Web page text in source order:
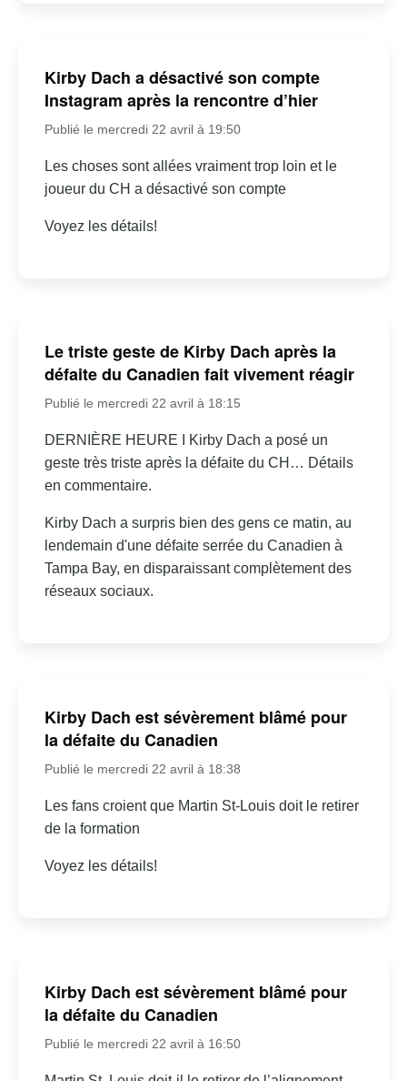
Kirby Dach a désactivé son compte
Instagram après la rencontre d’hier
Publié le mercredi 22 avril à 19:50
Les choses sont allées vraiment trop loin et le
joueur du CH a désactivé son compte
Voyez les détails!
Le triste geste de Kirby Dach après la
défaite du Canadien fait vivement réagir
Publié le mercredi 22 avril à 18:15
DERNIÈRE HEURE I Kirby Dach a posé un
geste très triste après la défaite du CH… Détails
en commentaire.
Kirby Dach a surpris bien des gens ce matin, au
lendemain d'une défaite serrée du Canadien à
Tampa Bay, en disparaissant complètement des
réseaux sociaux.
Kirby Dach est sévèrement blâmé pour
la défaite du Canadien
Publié le mercredi 22 avril à 18:38
Les fans croient que Martin St-Louis doit le retirer
de la formation
Voyez les détails!
Kirby Dach est sévèrement blâmé pour
la défaite du Canadien
Publié le mercredi 22 avril à 16:50